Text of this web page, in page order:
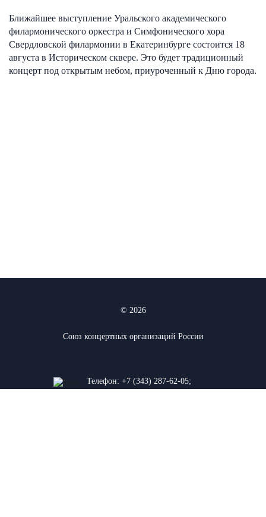
Ближайшее выступление Уральского академического
филармонического оркестра и Симфонического хора
Свердловской филармонии в Екатеринбурге состоится 18
августа в Историческом сквере. Это будет традиционный
концерт под открытым небом, приуроченный к Дню города.
© 2026
Союз концертных организаций России
Телефон: +7 (343) 287-62-05;